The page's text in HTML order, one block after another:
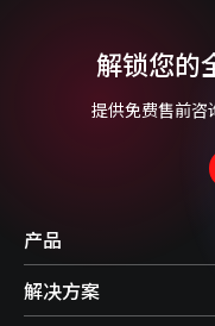
解锁您的
提供免费售前咨
产品
解决方案